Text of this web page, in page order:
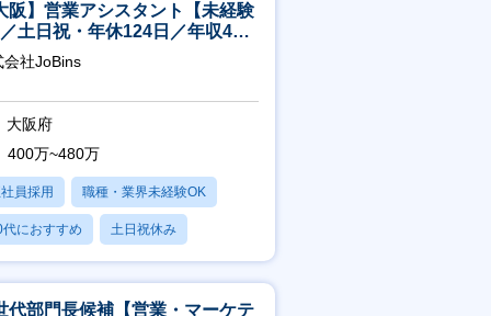
阪】営業アシスタント【未経験
土日祝・年休124日／年収400
／転勤なし】
会社JoBins
大阪府
400万~480万
員採用 職種・業界未経験OK
代におすすめ 土日祝休み
120日以上
代部門長候補【営業・マーケテ